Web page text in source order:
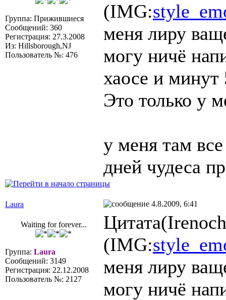
Группа: Прижившиеся
Сообщений: 360
Регистрация: 27.3.2008
Из: Hillsborough,NJ
Пользователь №: 476
(IMG:
меня лиру
могу ничё
хаосе и минут
Это только у
у меня там все
дней чудеса
Laura 4.8.2009, 6:41
Waiting for forever...
Группа: Laura
Сообщений: 3149
Регистрация: 22.12.2008
Пользователь №: 2127
(IMG:
меня лиру
могу ничё